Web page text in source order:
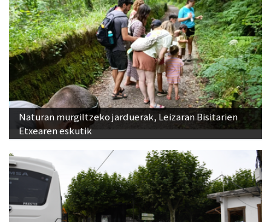
Naturan murgiltzeko jarduerak, Leizaran Bisitarien
Etxearen eskutik